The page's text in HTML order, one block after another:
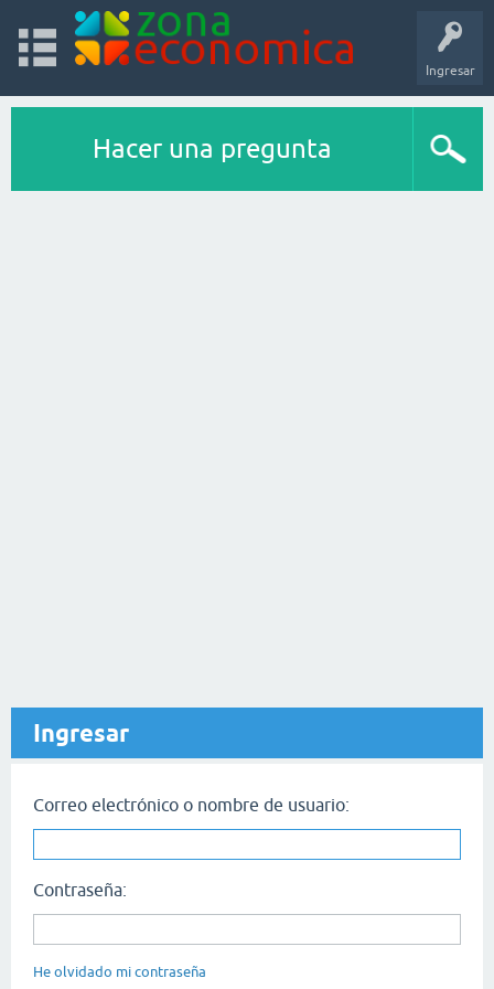
Ingresar
Hacer una pregunta
Ingresar
Correo electrónico o nombre de usuario:
Contraseña:
He olvidado mi contraseña